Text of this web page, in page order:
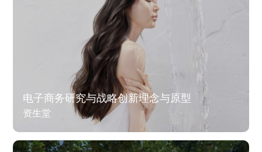
电子商务研究与战略创新理念与原型
资生堂